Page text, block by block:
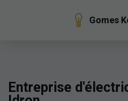
Gomes
Entreprise